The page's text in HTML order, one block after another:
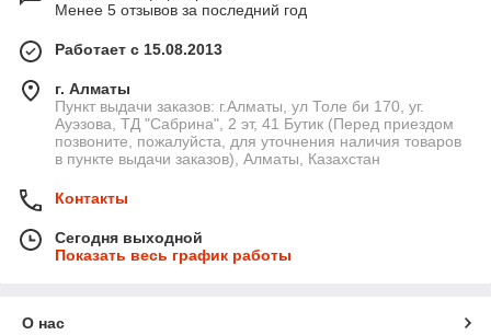
Менее 5 отзывов за последний год
Работает с 15.08.2013
г. Алматы
Пункт выдачи заказов: г.Алматы, ул Толе би 170, уг.
Ауэзова, ТД "Сабрина", 2 эт, 41 Бутик (Перед приездом
позвоните, пожалуйста, для уточнения наличия товаров
в пункте выдачи заказов), Алматы, Казахстан
Контакты
Сегодня выходной
Показать весь график работы
О нас